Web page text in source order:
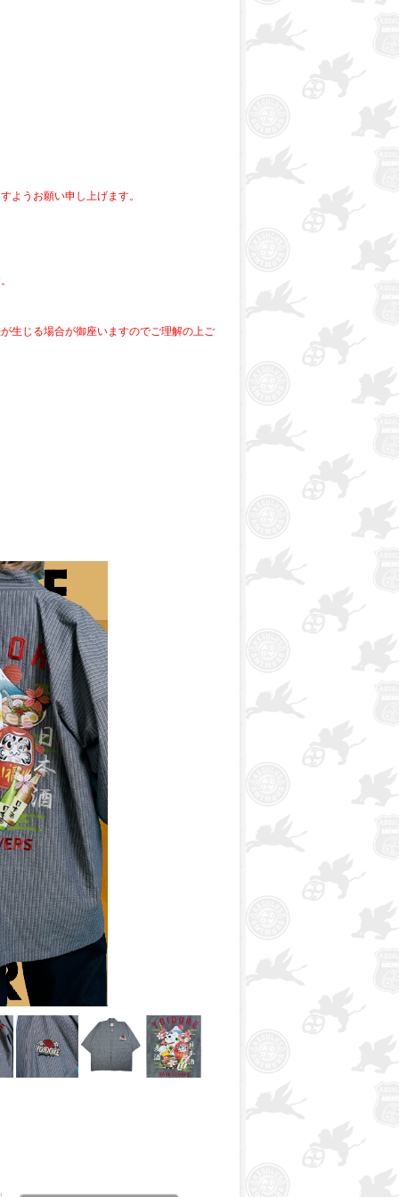
ようお願い申し上げます。
生じる場合が御座いますのでご理解の上ご